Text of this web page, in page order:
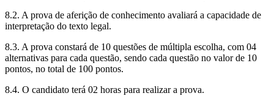
8.2. A prova de aferição de conhecimento avaliará a capacidade de
interpretação do texto legal.
8.3. A prova constará de 10 questões de múltipla escolha, com 04
alternativas para cada questão, sendo cada questão no valor de 10
pontos, no total de 100 pontos.
8.4. O candidato terá 02 horas para realizar a prova.